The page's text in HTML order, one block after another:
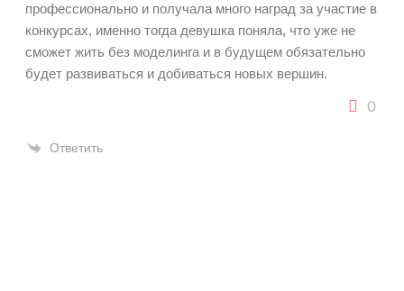
профессионально и получала много наград за участие в
конкурсах, именно тогда девушка поняла, что уже не
сможет жить без моделинга и в будущем обязательно
будет развиваться и добиваться новых вершин.
0
Ответить